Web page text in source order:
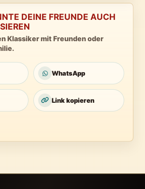
DEINE FREUNDE AUCH
Klassiker mit Freunden oder
WhatsApp
Link kopieren